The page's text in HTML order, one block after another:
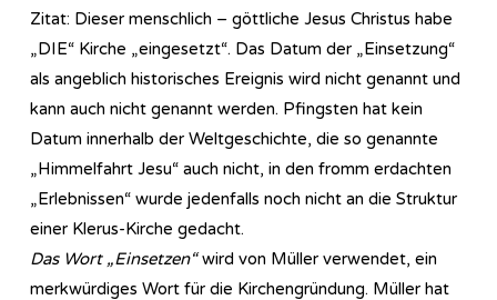
Zitat: Dieser menschlich – göttliche Jesus Christus habe
„DIE“ Kirche „eingesetzt“. Das Datum der „Einsetzung“
als angeblich historisches Ereignis wird nicht genannt und
kann auch nicht genannt werden. Pfingsten hat kein
Datum innerhalb der Weltgeschichte, die so genannte
„Himmelfahrt Jesu“ auch nicht, in den fromm erdachten
„Erlebnissen“ wurde jedenfalls noch nicht an die Struktur
einer Klerus-Kirche gedacht.
Das Wort „Einsetzen“wird von Müller verwendet, ein
merkwürdiges Wort für die Kirchengründung. Müller hat